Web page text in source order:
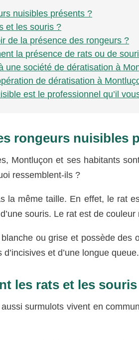
nuisibles présents ?
et les souris ?
de la présence des rongeurs ?
la présence de rats ou de
une société de dératisation à
de dératisation à
est le professionnel qu’il
rongeurs nuisibles
Montluçon et ses habitants
ressemblent-ils ?
la même taille. En effet, le rat
souris. Le rat est de couleur
ou grise et possède des
et d’une longue queue.
les rats et les
surmulots vivent en